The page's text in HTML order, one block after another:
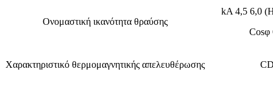
Ονομαστική ικανότητα θραύσης
kA 4,5 6,0
Cosφ
Χαρακτηριστικό θερμομαγνητικής απελευθέρωσης